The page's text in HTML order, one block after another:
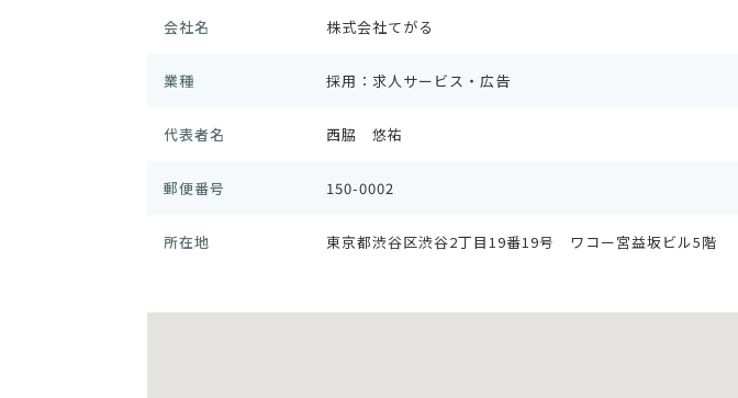
会社名 株式会社てがる
業種 採用：求人サービス・広告
代表者名 西脇 悠祐
郵便番号 150-0002
所在地 東京都渋谷区渋谷2丁目19番19号 ワコー宮益坂ビル5階